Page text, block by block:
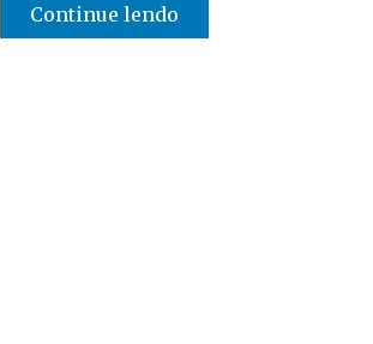
e colesterol quando
Continue lendo